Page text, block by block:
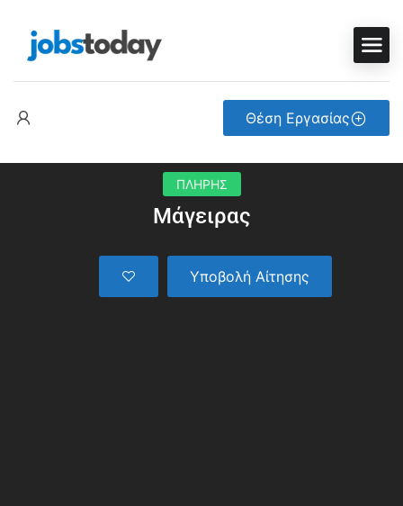
Θέση Εργασίας
ΠΛΗΡΗΣ
Μάγειρας
Υποβολή Αίτησης